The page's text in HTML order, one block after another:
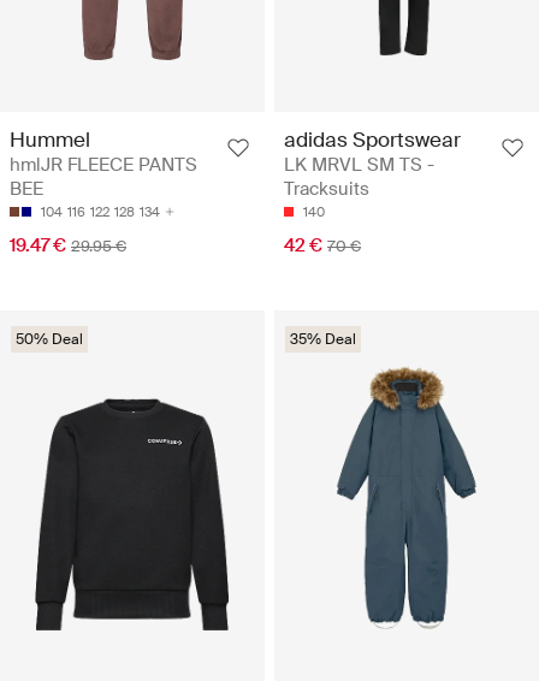
Hummel
hmlJR FLEECE PANTS
BEE
104 116 122 128 134
19.47 € 29.95 €
adidas Sportswear
LK MRVL SM TS -
Tracksuits
140
42 € 70 €
50% Deal 35% Deal